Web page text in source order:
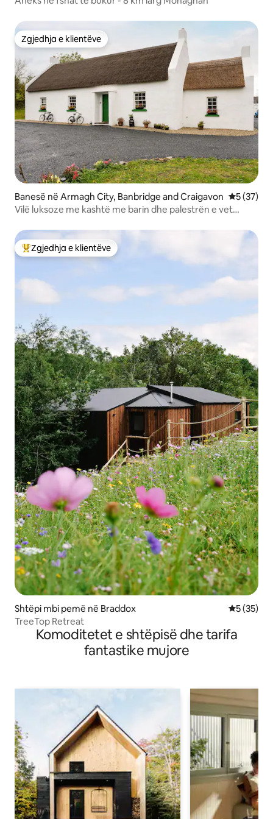
Zgjedhja e klientëve
Zgjedhja e klientëve
Banesë në Armagh City, Banbridge and Craigavon Vlerësimi
5 (37)
Vilë luksoze me kashtë me barin dhe palestrën e vet
Më të mirat e zgjedhjeve të klientëve
Zgjedhja e klientëve
Shtëpi mbi pemë në Braddox Vlerësimi
5 (35)
TreeTop Retreat
Komoditetet e shtëpisë dhe tarifa
fantastike mujore